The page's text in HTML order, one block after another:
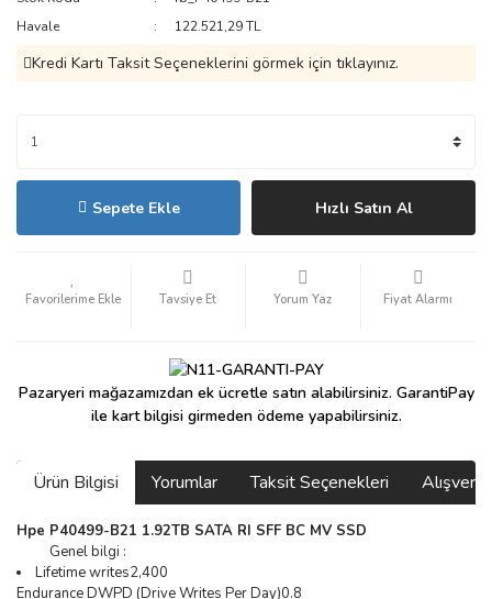
Havale
122.521,29 TL
Kredi Kartı Taksit Seçeneklerini görmek için tıklayınız.
Sepete Ekle Hızlı Satın Al
Tavsiye Et Yorum Yaz Fiyat Alarmı
Pazaryeri mağazamızdan ek ücretle satın alabilirsiniz. GarantiPay
ile kart bilgisi girmeden ödeme yapabilirsiniz.
Ürün Bilgisi Yorumlar Taksit Seçenekleri
Hpe P40499-B21 1.92TB SATA RI SFF BC MV SSD
Genel bilgi :
Lifetime writes2,400
Endurance DWPD (Drive Writes Per Day)0.8